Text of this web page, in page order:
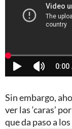
Sin embargo,
ver las ‘caras’
que da paso a